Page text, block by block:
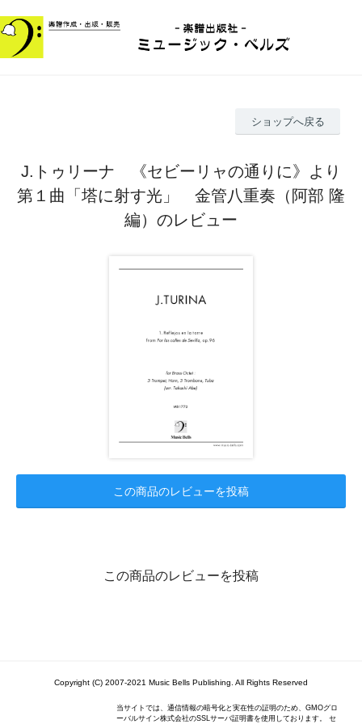
ショップへ戻る
J.トゥリーナ 《セビーリャの通りに》より
第１曲「塔に射す光」 金管八重奏（阿部 隆
編）のレビュー
この商品のレビューを投稿
この商品のレビューを投稿
Copyright (C) 2007-2021 Music Bells Publishing. All Rights Reserved
当サイトでは、通信情報の暗号化と実在性の証明のため、GMOグロ
ーバルサイン株式会社のSSLサーバ証明書を使用しております。 セ